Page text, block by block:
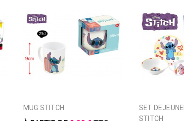
MUG STITCH
SET DEJEUNER 3 PIECES
STITCH